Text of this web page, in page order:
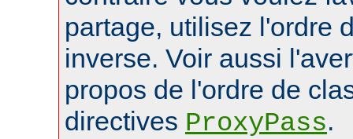
partage, utilisez l'ordre
inverse. Voir aussi
propos de l'ordre de
directives ProxyPass.